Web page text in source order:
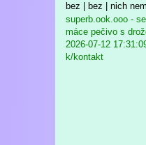
bez | bez | nich
superb.ook.ooo -
máce pečivo s
2026-07-12
k/kontakt